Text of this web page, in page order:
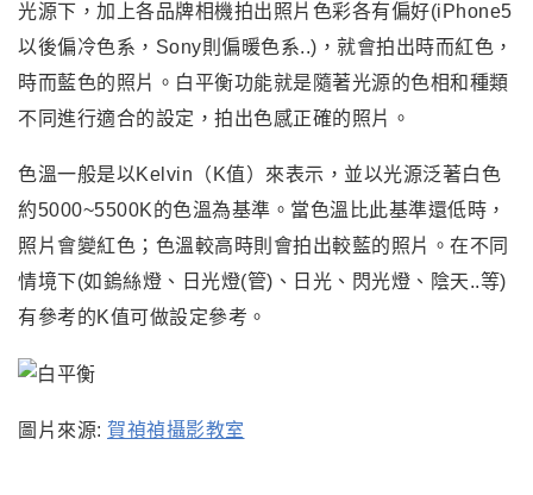
光源下，加上各品牌相機拍出照片色彩各有偏好(iPhone5
以後偏冷色系 ， Sony則偏暖色系..) ， 就會拍出時而紅色，
時而藍色的照片。白平衡功能就是隨著光源的色相和種類
不同進行適合的設定 ， 拍出色感正確的照片。
色溫一般是以Kelvin（K值）來表示，並以光源泛著白色
約5000~5500K的色溫為基準。當色溫比此基準還低時，
照片會變紅色；色溫較高時則會拍出較藍的照片。 在不同
情境下(如鎢絲燈、日光燈(管)、日光、閃光燈、陰天..等)
有參考的K值可做設定參考 。
圖片來源: 賀禎禎攝影教室